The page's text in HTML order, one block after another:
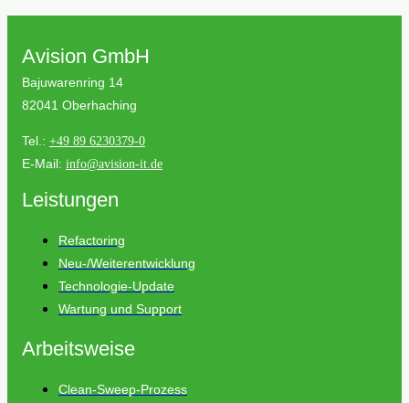
Avision GmbH
Bajuwarenring 14
82041 Oberhaching
Tel.: +49 89 6230379-0
E-Mail: info@avision-it.de
Leistungen
Refactoring
Neu-/Weiterentwicklung
Technologie-Update
Wartung und Support
Arbeitsweise
Clean-Sweep-Prozess